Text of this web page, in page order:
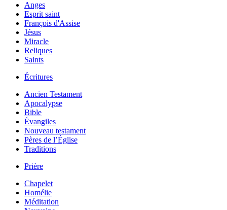
Anges
Esprit saint
François d'Assise
Jésus
Miracle
Reliques
Saints
Écritures
Ancien Testament
Apocalypse
Bible
Évangiles
Nouveau testament
Pères de l’Église
Traditions
Prière
Chapelet
Homélie
Méditation